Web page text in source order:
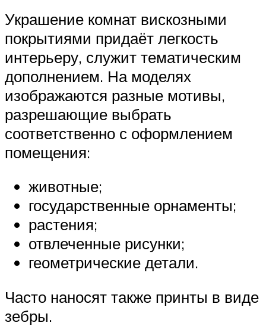
Украшение комнат вискозными
покрытиями придаёт легкость
интерьеру, служит тематическим
дополнением. На моделях
изображаются разные мотивы,
разрешающие выбрать
соответственно с оформлением
помещения:
животные;
государственные орнаменты;
растения;
отвлеченные рисунки;
геометрические детали.
Часто наносят также принты в виде
зебры.